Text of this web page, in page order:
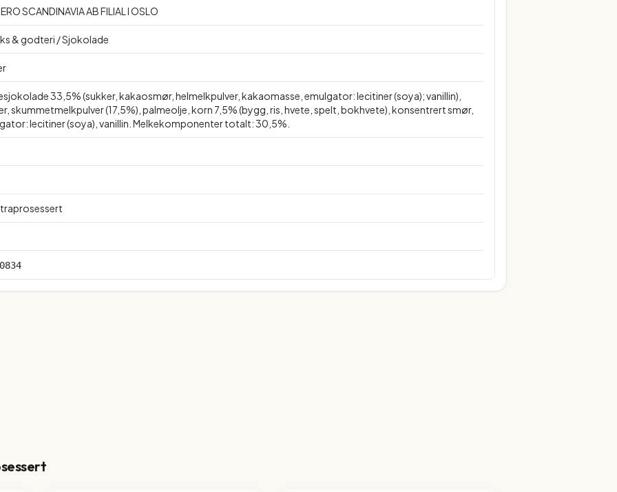
SCANDINAVIA AB FILIAL I OSLO
& godteri / Sjokolade
33,5% (sukker, kakaosmør, helmelkpulver, kakaomasse, emulgator: lecitiner (soya); vanillin),
skummetmelkpulver (17,5%), palmeolje, korn 7,5% (bygg, ris, hvete, spelt, bokhvete), konsentrert smør,
lecitiner (soya), vanillin. Melkekomponenter totalt: 30,5%.